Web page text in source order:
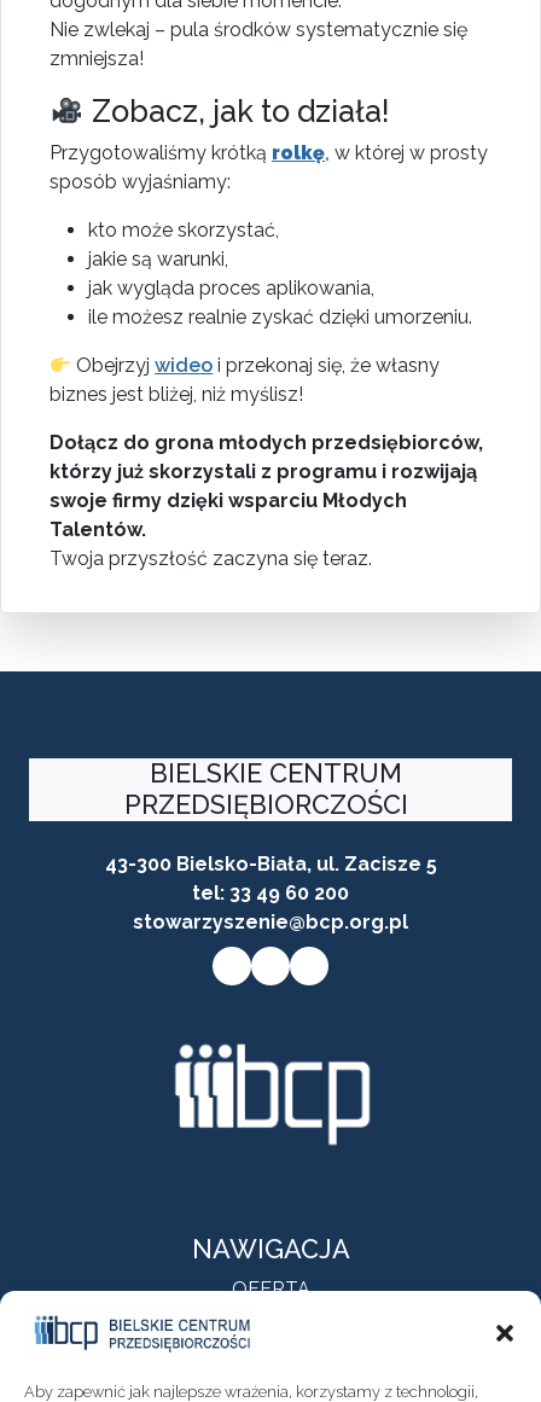
Aby zapewnić jak najlepsze wrażenia, korzystamy z technologii,
Nie zwlekaj – pula środków systematycznie się
zmniejsza!
Zobacz, jak to działa!
Przygotowaliśmy krótką rolkę, w której w prosty
sposób wyjaśniamy:
kto może skorzystać,
jakie są warunki,
jak wygląda proces aplikowania,
ile możesz realnie zyskać dzięki umorzeniu.
Obejrzyjwideo i przekonaj się, że własny
biznes jest bliżej, niż myślisz!
Dołącz do grona młodych przedsiębiorców,
którzy już skorzystali z programu i rozwijają
swoje firmy dzięki wsparciu Młodych
Talentów.
Twoja przyszłość zaczyna się teraz.
BIELSKIE CENTRUM
PRZEDSIĘBIORCZOŚCI
43-300 Bielsko-Biała, ul. Zacisze 5
tel: 33 49 60 200
stowarzyszenie@bcp.org.pl
Przycisk do przejścia na stronę facebooka firmyPrzycisk do przejścia na stronę instagram firmy
Przycisk do przejścia na stronę linkedin firmy
NAWIGACJA
OFERTA
O NAS
AKTUALNOŚCI